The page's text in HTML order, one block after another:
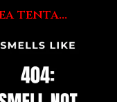
tenta...